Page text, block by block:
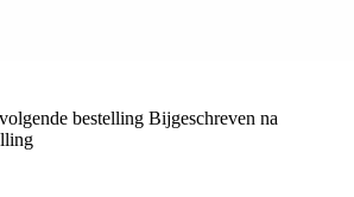
bestelling Bijgeschreven na